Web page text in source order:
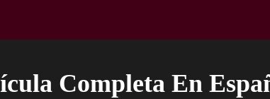
Completa En